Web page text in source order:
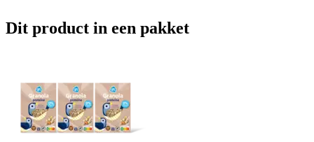
Dit product in een pakket